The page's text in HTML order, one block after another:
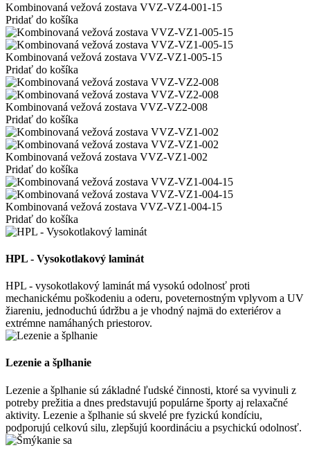
Kombinovaná vežová zostava VVZ-VZ4-001-15
Pridať do košíka
Kombinovaná vežová zostava VVZ-VZ1-005-15
Pridať do košíka
Kombinovaná vežová zostava VVZ-VZ2-008
Pridať do košíka
Kombinovaná vežová zostava VVZ-VZ1-002
Pridať do košíka
Kombinovaná vežová zostava VVZ-VZ1-004-15
Pridať do košíka
HPL - Vysokotlakový laminát
HPL - vysokotlakový laminát má vysokú odolnosť proti
mechanickému poškodeniu a oderu, poveternostným vplyvom a UV
žiareniu, jednoduchú údržbu a je vhodný najmä do exteriérov a
extrémne namáhaných priestorov.
Lezenie a šplhanie
Lezenie a šplhanie sú základné ľudské činnosti, ktoré sa vyvinuli z
potreby prežitia a dnes predstavujú populárne športy aj relaxačné
aktivity. Lezenie a šplhanie sú skvelé pre fyzickú kondíciu,
podporujú celkovú silu, zlepšujú koordináciu a psychickú odolnosť.